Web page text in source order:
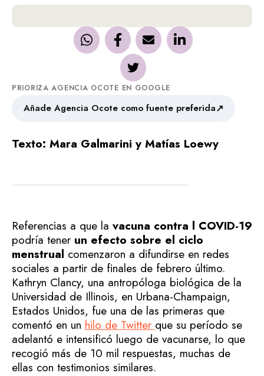
PRIORIZA AGENCIA OCOTE EN GOOGLE
Añade Agencia Ocote como fuente preferida↗
Texto: Mara Galmarini y Matías Loewy
Referencias a que la vacuna contra l COVID-19
podría tener un efecto sobre el ciclo
menstrual comenzaron a difundirse en redes
sociales a partir de finales de febrero último.
Kathryn Clancy, una antropóloga biológica de la
Universidad de Illinois, en Urbana-Champaign,
Estados Unidos, fue una de las primeras que
comentó en un hilo de Twitter que su período se
adelantó e intensificó luego de vacunarse, lo que
recogió más de 10 mil respuestas, muchas de
ellas con testimonios similares.